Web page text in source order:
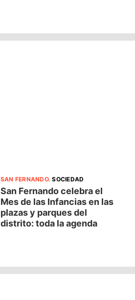
SAN FERNANDO.SOCIEDAD
San Fernando celebra el
Mes de las Infancias en las
plazas y parques del
distrito: toda la agenda